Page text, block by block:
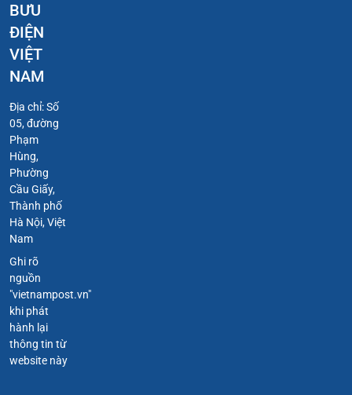
BƯU
ĐIỆN
VIỆT
NAM
Địa chỉ: Số
05, đường
Phạm
Hùng,
Phường
Cầu Giấy,
Thành phố
Hà Nội, Việt
Nam
Ghi rõ
nguồn
"vietnampost.vn"
khi phát
hành lại
thông tin từ
website này